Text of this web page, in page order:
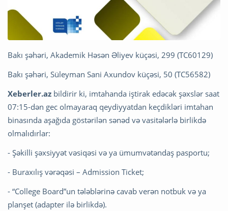
Bakı şəhəri, Akademik Həsən Əliyev küçəsi, 299 (TC60129)
Bakı şəhəri, Süleyman Sani Axundov küçəsi, 50 (TC56582)
Xeberler.az bildirir ki, imtahanda iştirak edəcək şəxslər saat
07:15-dən gec olmayaraq qeydiyyatdan keçdikləri imtahan
binasında aşağıda göstərilən sənəd və vasitələrlə birlikdə
olmalıdırlar:
- Şəkilli şəxsiyyət vəsiqəsi və ya ümumvətəndaş pasportu;
- Buraxılış vərəqəsi – Admission Ticket;
- “College Board”un tələblərinə cavab verən notbuk və ya
planşet (adapter ilə birlikdə).